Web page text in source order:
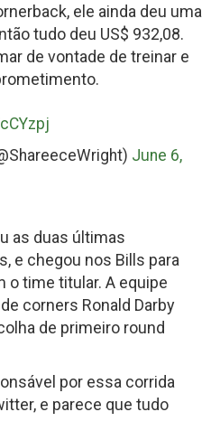
ele ainda deu uma
tudo deu US$ 932,08.
de vontade de treinar e
June 6,
as duas últimas
e chegou nos Bills para
o time titular. A equipe
corners Ronald Darby
de primeiro round
por essa corrida
e parece que tudo